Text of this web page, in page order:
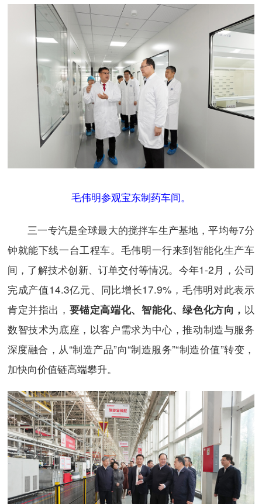
毛伟明参观宝东制药车间。
三一专汽是全球最大的搅拌车生产基地，平均每7分
钟就能下线一台工程车。毛伟明一行来到智能化生产车
间，了解技术创新、订单交付等情况。今年1-2月，公司
完成产值14.3亿元、同比增长17.9%，毛伟明对此表示
肯定并指出， 要锚定高端化、智能化、绿色化方向， 以
数智技术为底座，以客户需求为中心，推动制造与服务
深度融合，从“制造产品”向“制造服务”“制造价值”转变，
加快向价值链高端攀升。